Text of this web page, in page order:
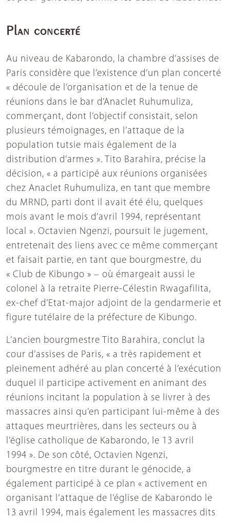
Plan concerté
Au niveau de Kabarondo, la chambre d’assises de
Paris considère que l’existence d’un plan concerté
« découle de l’organisation et de la tenue de
réunions dans le bar d’Anaclet Ruhumuliza,
commerçant, dont l’objectif consistait, selon
plusieurs témoignages, en l’attaque de la
population tutsie mais également de la
distribution d’armes ». Tito Barahira, précise la
décision, « a participé aux réunions organisées
chez Anaclet Ruhumuliza, en tant que membre
du MRND, parti dont il avait été élu, quelques
mois avant le mois d’avril 1994, représentant
local ». Octavien Ngenzi, poursuit le jugement,
entretenait des liens avec ce même commerçant
et faisait partie, en tant que bourgmestre, du
« Club de Kibungo » – où émargeait aussi le
colonel à la retraite Pierre-Célestin Rwagafilita,
ex-chef d’Etat-major adjoint de la gendarmerie et
figure tutélaire de la préfecture de Kibungo.
L’ancien bourgmestre Tito Barahira, conclut la
cour d’assises de Paris, « a très rapidement et
pleinement adhéré au plan concerté à l’exécution
duquel il participe activement en animant des
réunions incitant la population à se livrer à des
massacres ainsi qu’en participant lui-même à des
attaques meurtrières, dans les secteurs ou à
l’église catholique de Kabarondo, le 13 avril
1994 ». De son côté, Octavien Ngenzi,
bourgmestre en titre durant le génocide, a
également participé à ce plan « activement en
organisant l’attaque de l’église de Kabarondo le
13 avril 1994, mais également les massacres dits